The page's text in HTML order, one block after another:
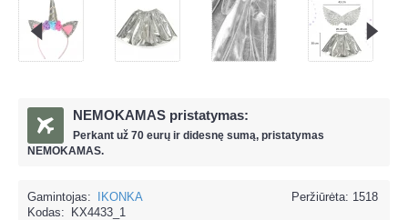
NEMOKAMAS pristatymas:
Perkant už 70 eurų ir didesnę sumą, pristatymas
NEMOKAMAS.
Peržiūrėta: 1518
Gamintojas:
IKONKA
Kodas:
KX4433_1